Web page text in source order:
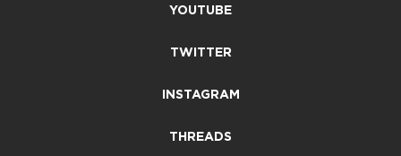
YOUTUBE
TWITTER
INSTAGRAM
THREADS